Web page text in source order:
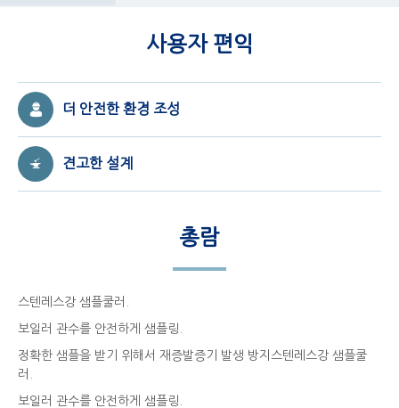
사용자 편익
더 안전한 환경 조성
견고한 설계
총람
스텐레스강 샘플쿨러.
보일러 관수를 안전하게 샘플링.
정확한 샘플을 받기 위해서 재증발증기 발생 방지스텐레스강 샘플쿨
러.
보일러 관수를 안전하게 샘플링.